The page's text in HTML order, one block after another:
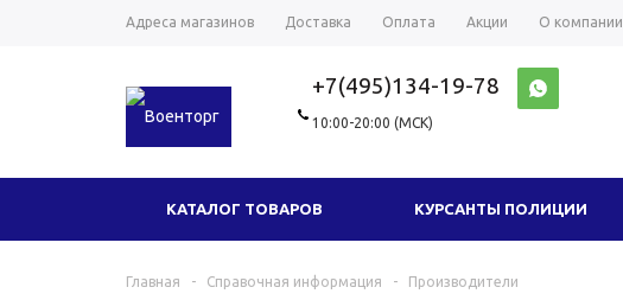
Адреса магазинов Доставка Оплата Акции О компании
+7(495)134-19-78
10:00-20:00 (МСК)
КАТАЛОГ ТОВАРОВ КУРСАНТЫ ПОЛИЦИИ
ГОЛОВНЫЕ УБОРЫ
Главная - Справочная информация - Производители